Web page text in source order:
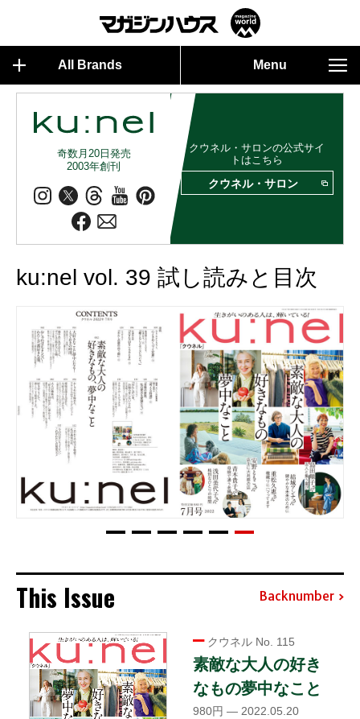
All Brands Menu
奇数月20日発売
2003年創刊
クウネル・サロンの公式サイ
トはこちら
クウネル・サロン
ku:nel vol. 39 試し読みと目次
This Issue Backnumber
クウネル No. 115
素敵な大人の好き
なもの夢中なこと
980円 — 2022.05.20